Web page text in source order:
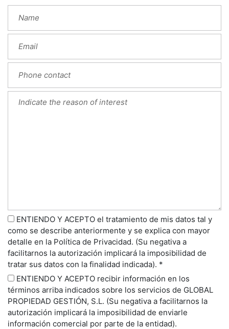
ENTIENDO Y ACEPTO el tratamiento de mis datos tal y
como se describe anteriormente y se explica con mayor
detalle en la Política de Privacidad. (Su negativa a
facilitarnos la autorización implicará la imposibilidad de
tratar sus datos con la finalidad indicada). *
ENTIENDO Y ACEPTO recibir información en los
términos arriba indicados sobre los servicios de GLOBAL
PROPIEDAD GESTIÓN, S.L. (Su negativa a facilitarnos la
autorización implicará la imposibilidad de enviarle
información comercial por parte de la entidad).